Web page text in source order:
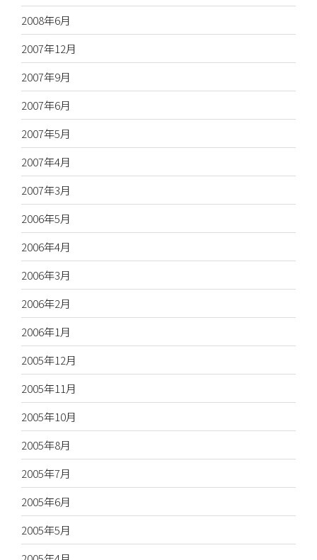
2008年6月
2007年12月
2007年9月
2007年6月
2007年5月
2007年4月
2007年3月
2006年5月
2006年4月
2006年3月
2006年2月
2006年1月
2005年12月
2005年11月
2005年10月
2005年8月
2005年7月
2005年6月
2005年5月